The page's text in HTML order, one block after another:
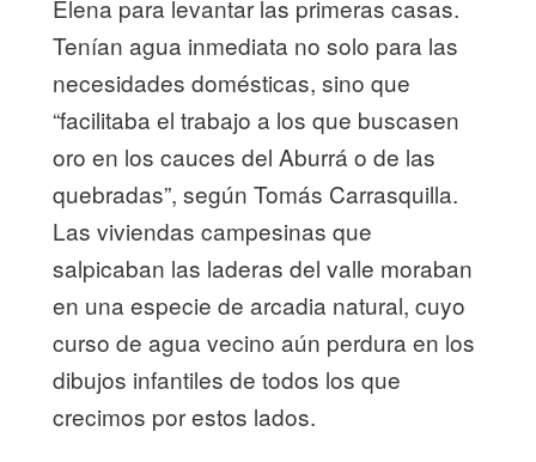
Elena para levantar las primeras casas.
Tenían agua inmediata no solo para las
necesidades domésticas, sino que
“facilitaba el trabajo a los que buscasen
oro en los cauces del Aburrá o de las
quebradas”, según Tomás Carrasquilla.
Las viviendas campesinas que
salpicaban las laderas del valle moraban
en una especie de arcadia natural, cuyo
curso de agua vecino aún perdura en los
dibujos infantiles de todos los que
crecimos por estos lados.